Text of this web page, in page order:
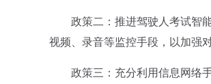
政策二：推进驾驶人考试智能
视频、录音等监控手段，以加强
政策三：充分利用信息网络手